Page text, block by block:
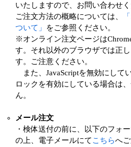
いたしますので、お問い合わせく
ご注文方法の概略については、
ついて」
をご参照ください。
※オンライン注文ページは
す。それ以外のブラウザでは正
す。ご注意ください。
また、JavaScriptを無効にして
ロックを有効にしている場合は
ん。
メール注文
・検体送付の前に、以下のフォ
の上、電子メールにて こちらへ